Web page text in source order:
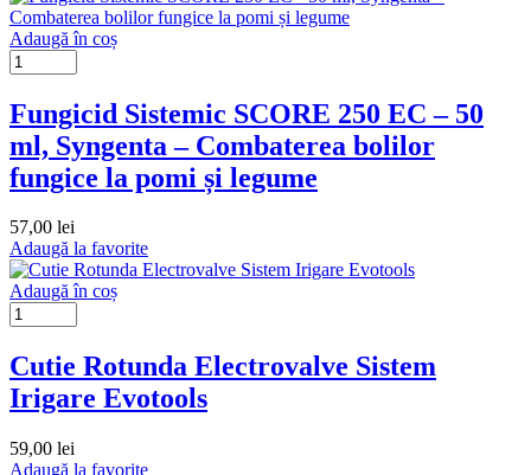
Adaugă în coș
Fungicid Sistemic SCORE 250 EC – 50
ml, Syngenta – Combaterea bolilor
fungice la pomi și legume
57,00 lei
Adaugă la favorite
Adaugă în coș
Cutie Rotunda Electrovalve Sistem
Irigare Evotools
59,00 lei
Adaugă la favorite